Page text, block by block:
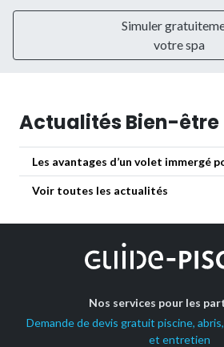
Simuler
votre spa
Actualités Bien-être
Les avantages d’un volet immergé
Voir toutes les actualités
Nos services pour les
Demande de devis gratuit piscine,
et entretien